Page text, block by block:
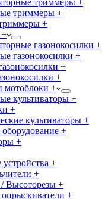
триммеры +
триммеры +
+
+
газонокосилки +
газонокосилки +
+
+
мотоблоки +
культиваторы +
+
культиваторы +
+
+
+
+
Высоторезы +
+